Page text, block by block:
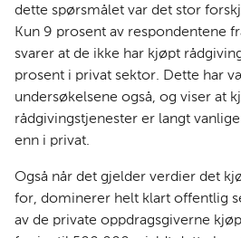
dette spørsmålet var det stor
Kun 9 prosent av respondentene
svarer at de ikke har kjøpt
prosent i privat sektor. Dette har
undersøkelsene også, og viser at
rådgivingstjenester er langt
enn i privat.
Også når det gjelder verdier det
for, dominerer helt klart offentlig
av de private oppdragsgiverne